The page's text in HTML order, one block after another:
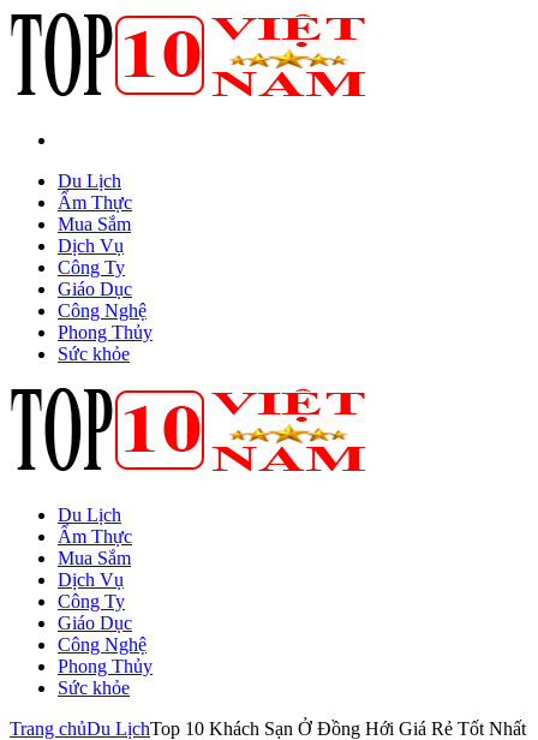
Du Lịch
Ẩm Thực
Mua Sắm
Dịch Vụ
Công Ty
Giáo Dục
Công Nghệ
Phong Thủy
Sức khỏe
Du Lịch
Ẩm Thực
Mua Sắm
Dịch Vụ
Công Ty
Giáo Dục
Công Nghệ
Phong Thủy
Sức khỏe
Trang chủDu LịchTop 10 Khách Sạn Ở Đồng Hới Giá Rẻ Tốt Nhất